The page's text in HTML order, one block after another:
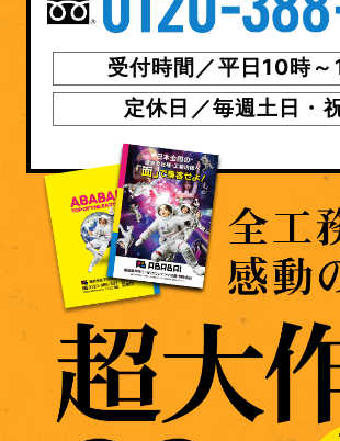
受付時間／平日10時
定休日／毎週土日・